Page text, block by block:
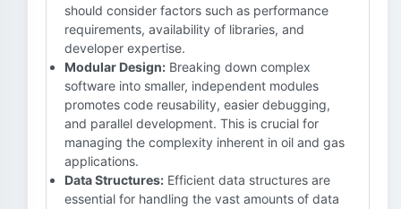
should consider factors such as performance
requirements, availability of libraries, and
developer expertise.
Modular Design: Breaking down complex
software into smaller, independent modules
promotes code reusability, easier debugging,
and parallel development. This is crucial for
managing the complexity inherent in oil and gas
applications.
Data Structures: Efficient data structures are
essential for handling the vast amounts of data